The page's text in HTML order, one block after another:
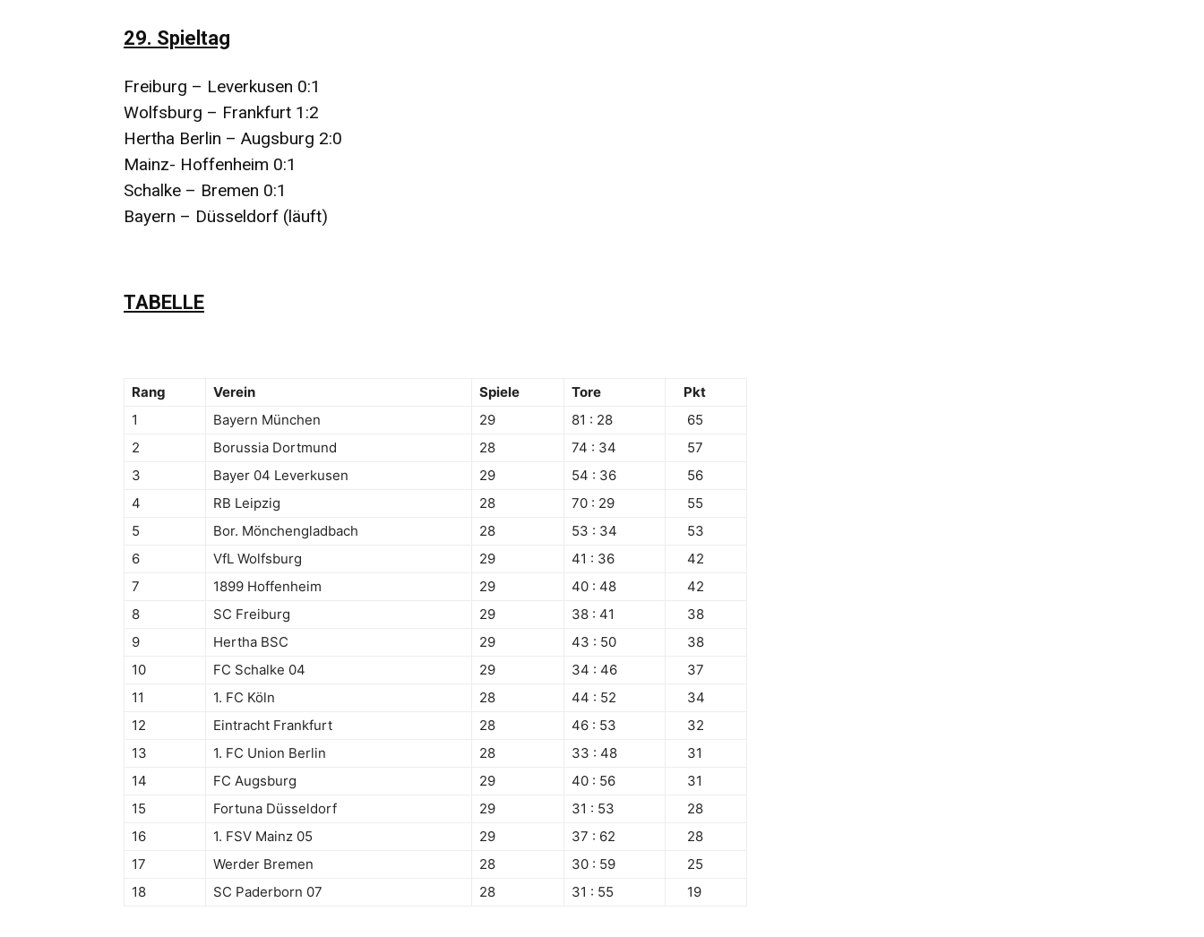
29. Spieltag
Freiburg – Leverkusen 0:1
Wolfsburg – Frankfurt 1:2
Hertha Berlin – Augsburg 2:0
Mainz- Hoffenheim 0:1
Schalke – Bremen 0:1
Bayern – Düsseldorf (läuft)
TABELLE
Rang Verein Spiele Tore
Pkt
1
Bayern München 29 81 : 28
65
2
Borussia Dortmund 28 74 : 34
57
3
Bayer 04 Leverkusen 29 54 : 36
56
4
RB Leipzig 28 70 : 29
55
5
Bor. Mönchengladbach 28 53 : 34
53
6
VfL Wolfsburg 29 41 : 36
42
7
1899 Hoffenheim 29 40 : 48
42
8
SC Freiburg 29 38 : 41
38
9
Hertha BSC 29 43 : 50
38
10
FC Schalke 04 29 34 : 46
37
11
1. FC Köln 28 44 : 52
34
12
Eintracht Frankfurt 28 46 : 53
32
13
1. FC Union Berlin 28 33 : 48
31
14
FC Augsburg 29 40 : 56
31
15
Fortuna Düsseldorf 29 31 : 53
28
16
1. FSV Mainz 05 29 37 : 62
28
17
Werder Bremen 28 30 : 59
25
18
SC Paderborn 07 28 31 : 55 19